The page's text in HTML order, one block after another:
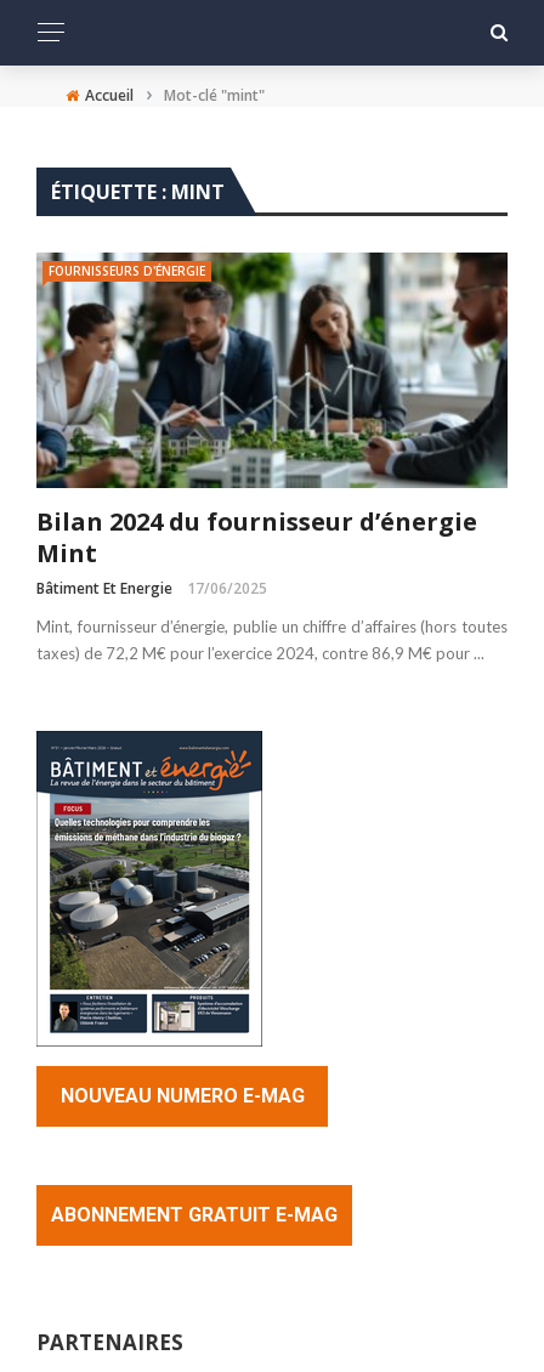
Accueil › Mot-clé "mint"
ÉTIQUETTE : MINT
FOURNISSEURS D'ÉNERGIE
Bilan 2024 du fournisseur d’énergie
Mint
Bâtiment Et Energie 17/06/2025
Mint, fournisseur d’énergie, publie un chiffre d’affaires (hors toutes
taxes) de 72,2 M€ pour l’exercice 2024, contre 86,9 M€ pour ...
NOUVEAU NUMERO E-MAG
ABONNEMENT GRATUIT E-MAG
PARTENAIRES